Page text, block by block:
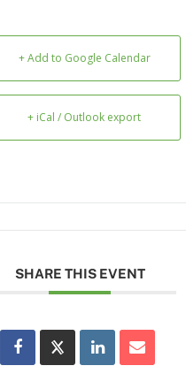
+ Add to Google Calendar
+ iCal / Outlook export
SHARE THIS EVENT